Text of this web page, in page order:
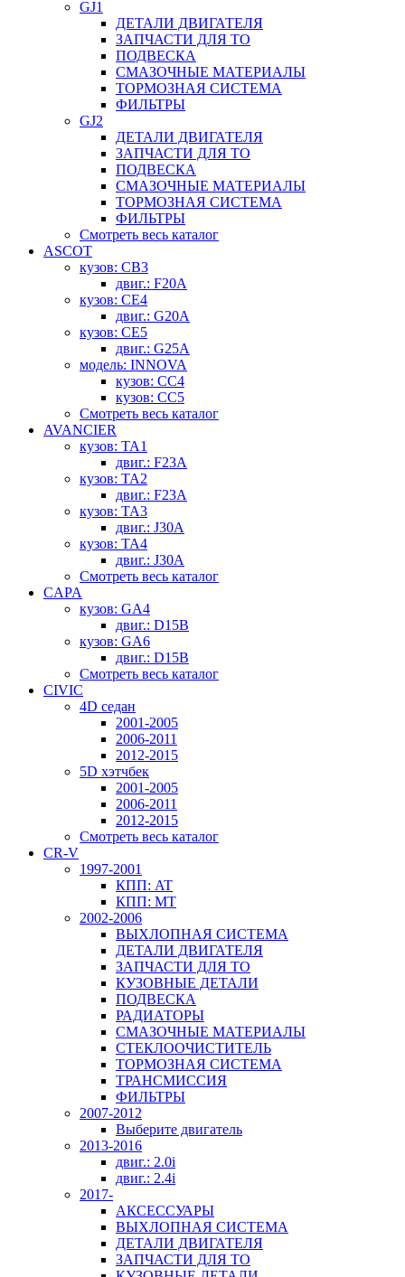
GJ1
ДЕТАЛИ ДВИГАТЕЛЯ
ЗАПЧАСТИ ДЛЯ ТО
ПОДВЕСКА
СМАЗОЧНЫЕ МАТЕРИАЛЫ
ТОРМОЗНАЯ СИСТЕМА
ФИЛЬТРЫ
GJ2
ДЕТАЛИ ДВИГАТЕЛЯ
ЗАПЧАСТИ ДЛЯ ТО
ПОДВЕСКА
СМАЗОЧНЫЕ МАТЕРИАЛЫ
ТОРМОЗНАЯ СИСТЕМА
ФИЛЬТРЫ
Смотреть весь каталог
ASCOT
кузов: CB3
двиг.: F20A
кузов: CE4
двиг.: G20A
кузов: CE5
двиг.: G25A
модель: INNOVA
кузов: CC4
кузов: CC5
Смотреть весь каталог
AVANCIER
кузов: TA1
двиг.: F23A
кузов: TA2
двиг.: F23A
кузов: TA3
двиг.: J30A
кузов: TA4
двиг.: J30A
Смотреть весь каталог
CAPA
кузов: GA4
двиг.: D15B
кузов: GA6
двиг.: D15B
Смотреть весь каталог
CIVIC
4D седан
2001-2005
2006-2011
2012-2015
5D хэтчбек
2001-2005
2006-2011
2012-2015
Смотреть весь каталог
CR-V
1997-2001
КПП: AT
КПП: MT
2002-2006
ВЫХЛОПНАЯ СИСТЕМА
ДЕТАЛИ ДВИГАТЕЛЯ
ЗАПЧАСТИ ДЛЯ ТО
КУЗОВНЫЕ ДЕТАЛИ
ПОДВЕСКА
РАДИАТОРЫ
СМАЗОЧНЫЕ МАТЕРИАЛЫ
СТЕКЛООЧИСТИТЕЛЬ
ТОРМОЗНАЯ СИСТЕМА
ТРАНСМИССИЯ
ФИЛЬТРЫ
2007-2012
Выберите двигатель
2013-2016
двиг.: 2.0i
двиг.: 2.4i
2017-
АКСЕССУАРЫ
ВЫХЛОПНАЯ СИСТЕМА
ДЕТАЛИ ДВИГАТЕЛЯ
ЗАПЧАСТИ ДЛЯ ТО